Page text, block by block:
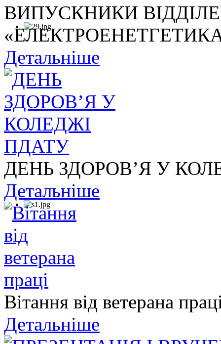
ВИПУСКНИКИ
Детальніше
ДЕНЬ ЗДОРОВ’Я У
Детальніше
Вітання від ветерана
Детальніше